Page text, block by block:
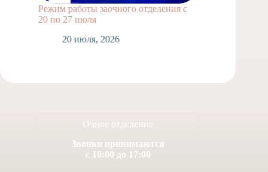
Режим работы заочного отделения с
20 по 27 июля
20 июля, 2026
Очное отделение
Звонки принимаются
с 10:00 до 17:00